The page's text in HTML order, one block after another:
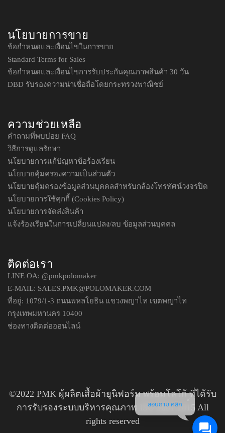
นโยบายการขาย
ข้อกำหนดและเงื่อนไขในการขาย
Standard Terms for Sales
ข้อกำหนดและเงื่อนไขการรับประกันคุณภาพสินค้า 30 วัน
DBD รับรองความน่าเชื่อถือโดยกระทรวงพาณิชย์
ความช่วยเหลือ
คำถามที่พบบ่อย FAQ
วิธีการดูแลรักษา
นโยบายการแก้ปัญหาข้อร้องเรียน
นโยบายคุ้มครองความเป็นส่วนตัว
นโยบายคุ้มครองข้อมูลส่วนบุคคลสำหรับกล้องโทรทัศน์วงจรปิด
นโยบายการใช้คุกกี้ (Cookies Policy)
นโยบายการจัดส่งสินค้า
แจ้งร้องเรียนในการเปลี่ยนแปลง/ลบ ข้อมูลส่วนบุคคล
ติดต่อเรา
LINE OA: @pmkpolomaker
E-MAIL: SALES.PMK@POLOMAKER.COM
ที่อยู่: 1079/1-3 ถนนพหลโยธิน แขวงพญาไท เขตพญาไท
กรุงเทพมหานคร 10400
ช่องทางติดต่อออนไลน์
©2022 PMK ผู้ผลิตเสื้อผ้ายูนิฟอร์ม พร้อมโลโก้ ที่ได้รับ
การรับรองระบบบริหารคุณภาพ ISO 9001:2015 All
rights reserved
สอบถาม คลิก